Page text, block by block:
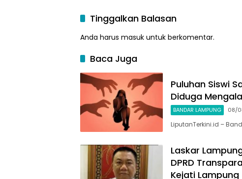
Tinggalkan Balasan
Anda harus masuk untuk berkomentar.
Baca Juga
Puluhan Siswi
Diduga
BANDAR LAMPUNG 08/
LiputanTerkini.id –
Laskar
DPRD
Kejati Lampung